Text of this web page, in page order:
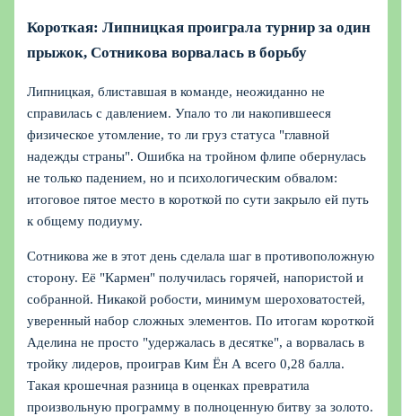
Короткая: Липницкая проиграла турнир за один
прыжок, Сотникова ворвалась в борьбу
Липницкая, блиставшая в команде, неожиданно не
справилась с давлением. Упало то ли накопившееся
физическое утомление, то ли груз статуса "главной
надежды страны". Ошибка на тройном флипе обернулась
не только падением, но и психологическим обвалом:
итоговое пятое место в короткой по сути закрыло ей путь
к общему подиуму.
Сотникова же в этот день сделала шаг в противоположную
сторону. Её "Кармен" получилась горячей, напористой и
собранной. Никакой робости, минимум шероховатостей,
уверенный набор сложных элементов. По итогам короткой
Аделина не просто "удержалась в десятке", а ворвалась в
тройку лидеров, проиграв Ким Ён А всего 0,28 балла.
Такая крошечная разница в оценках превратила
произвольную программу в полноценную битву за золото.